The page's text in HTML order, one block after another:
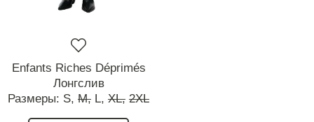
Enfants Riches Déprimés
Лонгслив
Размеры: S, M, L, XL, 2XL